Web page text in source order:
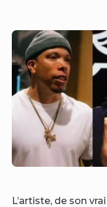
L’artiste, de son